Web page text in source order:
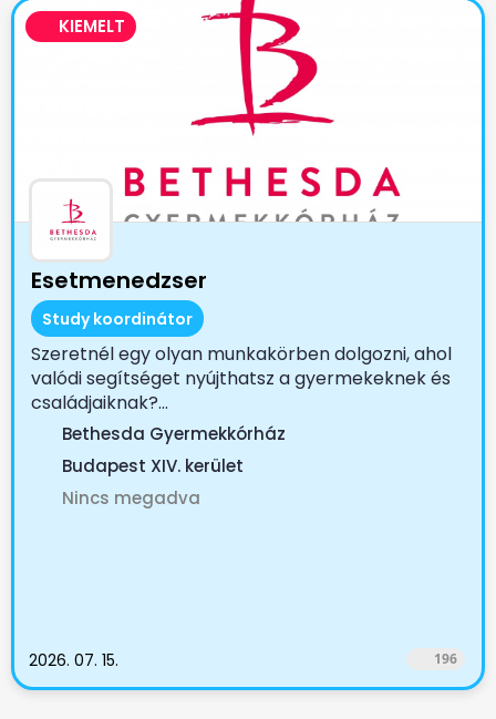
KIEMELT
Esetmenedzser
Study koordinátor
Szeretnél egy olyan munkakörben dolgozni, ahol
valódi segítséget nyújthatsz a gyermekeknek és
családjaiknak?...
Bethesda Gyermekkórház
Budapest XIV. kerület
Nincs megadva
2026. 07. 15. 196